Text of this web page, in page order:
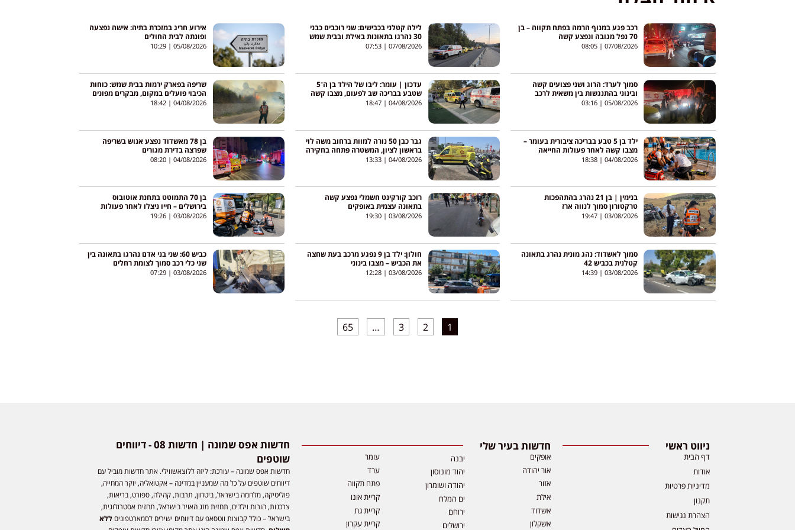
רכב פגע במנוף הרמה בפתח תקווה – בן
70 נפל מגובה ונפצע קשה
07/08/2026
08:05
לילה קטלני בכבישים: שני רוכבים כבני
30 נהרגו בתאונות באילת ובבית שמש
07/08/2026
אירוע חריג במזכרת בתיה: אישה נפצעה
ופונתה לבית החולים
05/08/2026
10:29
סמוך לערד: הרוג ושני פצועים קשה
ובינוני בהתנגשות בין משאית לרכב
בכביש 80
05/08/2026
03:16
עדכון | עומר: ליבו של הילד בן ה־5
שטבע בבריכה שב לפעום, מצבו קשה
04/08/2026
שריפה בפארק ירמות בבית שמש: כוחות
הכיבוי פועלים במקום, מבקרים מפונים
מהאזור
04/08/2026
18:42
ילד בן 5 טבע בבריכה ציבורית בעומר –
מצבו קשה לאחר פעולות החייאה
04/08/2026
18:38
גבר כבן 50 נורה למוות ברחוב משה לוי
בראשון לציון, המשטרה פתחה בחקירה
04/08/2026
בן 78 מאשדוד נפצע אנוש בשריפה
שפרצה בדירת מגורים
04/08/2026
08:20
בנימין | בן 21 נהרג בהתהפכות
טרקטורון סמוך לנווה ארז
03/08/2026
19:47
רוכב קורקינט חשמלי נפצע קשה
בתאונה עצמית באופקים
03/08/2026
בן 70 התמוטט בתחנת אוטובוס
בירושלים – חייו ניצלו לאחר פעולות
החייאה
03/08/2026
19:26
סמוך לאשדוד: נהג מונית נהרג בתאונה
קטלנית בכביש 42
03/08/2026
14:39
חולון: ילד בן 9 נפגע מרכב בעת שחצה
את הכביש – מצבו בינוני
03/08/2026
כביש 60: שני בני אדם נהרגו בתאונה בין
שני כלי רכב סמוך לצומת רחלים
03/08/2026
07:29
1
2
3
…
65
ניווט ראשי
דף הבית
אודות
מדיניות פרטיות
תקנון
הצהרת נגישות
חדשות בעיר שלי
אופקים
אור יהודה
אזור
אילת
אשדוד
אשקלון
יבנה
יהוד מונוסון
יהודה ושומרון
ים המלח
ירוחם
ירושלים
עומר
ערד
פתח תקווה
קריית אונו
קריית גת
קריית עקרון
חדשות אפס שמונה | חדשות 08 - דיווחים
שוטפים
חדשות אפס שמונה – עורכת: ליזה ללוצאשווילי. אתר חדשות מוביל עם
דיווחים שוטפים על כל מה שמעניין במדינה – אקטואליה, יוקר המחייה,
פוליטיקה, מלחמה בישראל, ביטחון, תרבות, קהילה, ספורט, בריאות,
צרכנות, הורות וילדים, תחזית מזג האויר בישראל, תחזית אסטרולוגית,
בישראל – כולל קבוצות ווטסאפ עם דיווחים ישירים לסמארטפוניםללא